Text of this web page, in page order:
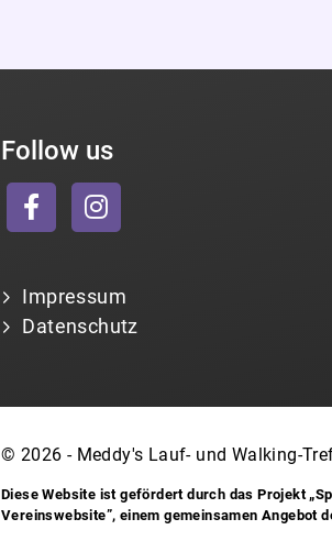
Follow us
Impressum
Datenschutz
© 2026 - Meddy's Lauf- und Walking-
Diese Website ist gefördert durch das Projekt
Vereinswebsite”, einem gemeinsamen Angebot